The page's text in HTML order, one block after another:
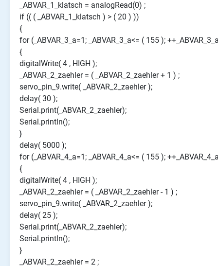
_ABVAR_1_klatsch = analogRead(0) ;
if (( ( _ABVAR_1_klatsch ) > ( 20 ) ))
{
for (_ABVAR_3_a=1; _ABVAR_3_a<= ( 155 );
{
digitalWrite( 4 , HIGH );
_ABVAR_2_zaehler = ( _ABVAR_2_zaehler + 1 ) ;
servo_pin_9.write( _ABVAR_2_zaehler );
delay( 30 );
Serial.print(_ABVAR_2_zaehler);
Serial.println();
}
delay( 5000 );
for (_ABVAR_4_a=1; _ABVAR_4_a<= ( 155 );
{
digitalWrite( 4 , HIGH );
_ABVAR_2_zaehler = ( _ABVAR_2_zaehler - 1 ) ;
servo_pin_9.write( _ABVAR_2_zaehler );
delay( 25 );
Serial.print(_ABVAR_2_zaehler);
Serial.println();
}
_ABVAR_2_zaehler = 2 ;